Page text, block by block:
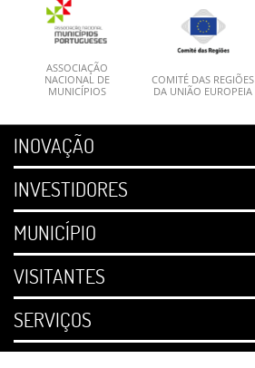
ASSOCIAÇÃO
NACIONAL DE
MUNICÍPIOS
COMITÉ DAS REGIÕES
DA UNIÃO EUROPEIA
INOVAÇÃO
INVESTIDORES
MUNICÍPIO
VISITANTES
SERVIÇOS